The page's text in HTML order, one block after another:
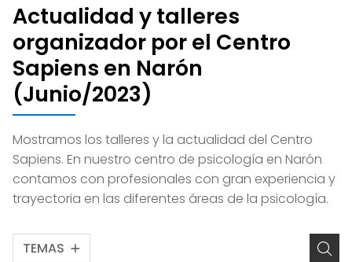
Actualidad y talleres
organizador por el Centro
Sapiens en Narón
(Junio/2023)
Mostramos los talleres y la actualidad del Centro
Sapiens. En nuestro centro de psicología en Narón
contamos con profesionales con gran experiencia y
trayectoria en las diferentes áreas de la psicología.
TEMAS